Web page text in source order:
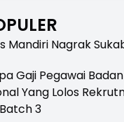
Relokasi
Mandiri Nagrak
Gaji Pegawai
Yang Lolos
3